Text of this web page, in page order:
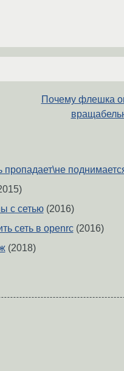
Почему флешка
пропадает\не
с сетью(2016)
сеть в openrc(2016)
(2018)